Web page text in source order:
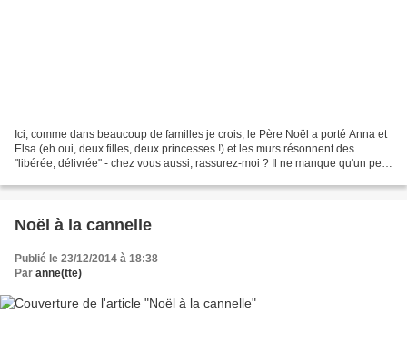
Ici, comme dans beaucoup de familles je crois, le Père Noël a porté Anna et
Elsa (eh oui, deux filles, deux princesses !) et les murs résonnent des
"libérée, délivrée" - chez vous aussi, rassurez-moi ? Il ne manque qu'un petit
Noël à la cannelle
Publié le 23/12/2014 à 18:38
Par anne(tte)